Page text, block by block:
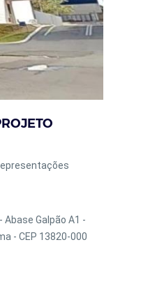
Abase Galpão A1 -
- CEP 13820-000